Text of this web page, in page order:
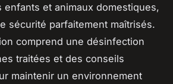
enfants et animaux domestiques,
sécurité parfaitement maîtrisés.
comprend une désinfection
traitées et des conseils
maintenir un environnement